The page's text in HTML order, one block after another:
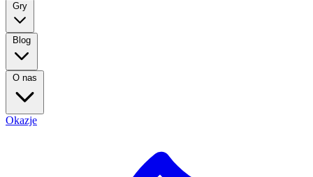
Gry
Blog
O nas
Okazje